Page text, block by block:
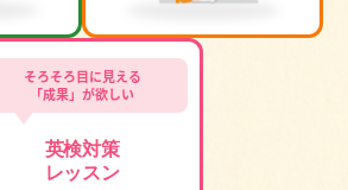
そろそろ目に見える
「成果」が欲しい
英検対策
レッスン